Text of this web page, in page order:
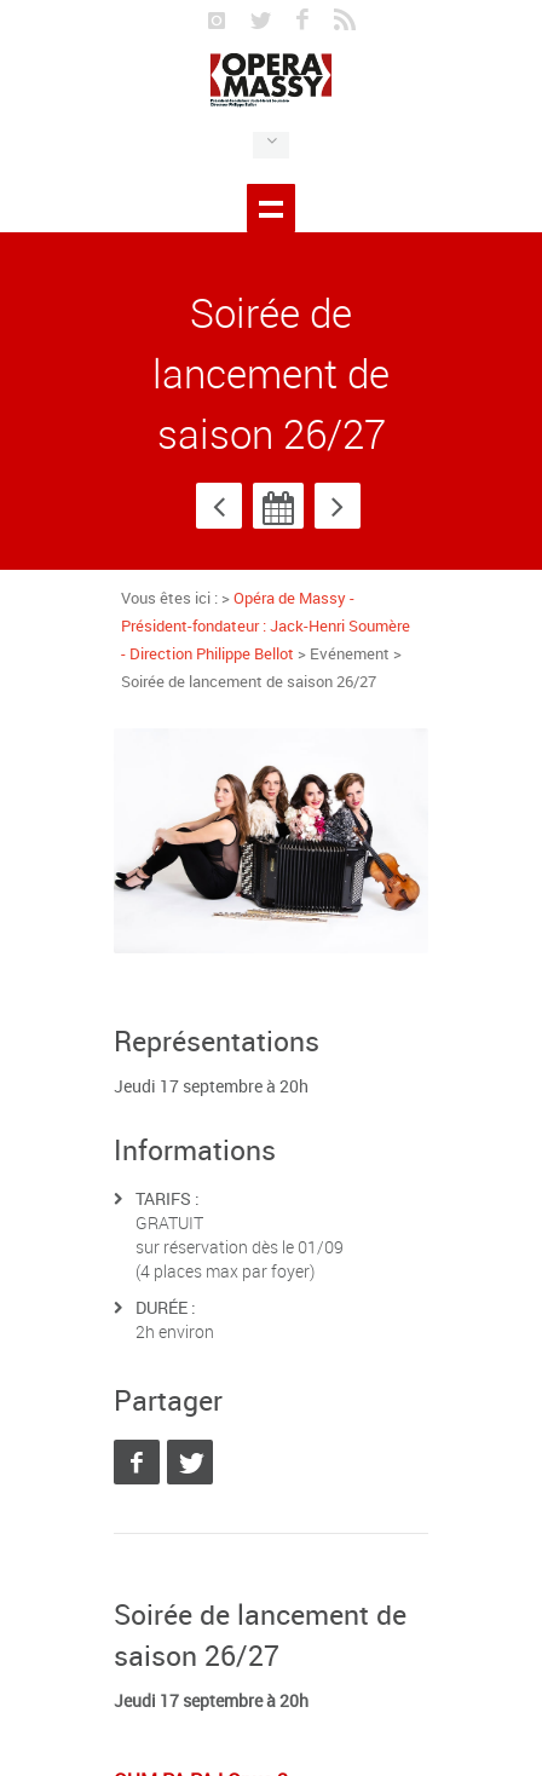
Soirée de
lancement de
saison 26/27
Vous êtes ici : >Opéra de Massy -
Président-fondateur : Jack-Henri Soumère
- Direction Philippe Bellot > Evénement >
Soirée de lancement de saison 26/27
Représentations
Jeudi 17 septembre à 20h
Informations
TARIFS :
GRATUIT
sur réservation dès le 01/09
(4 places max par foyer)
DURÉE :
2h environ
Partager
Soirée de lancement de
saison 26/27
Jeudi 17 septembre à 20h